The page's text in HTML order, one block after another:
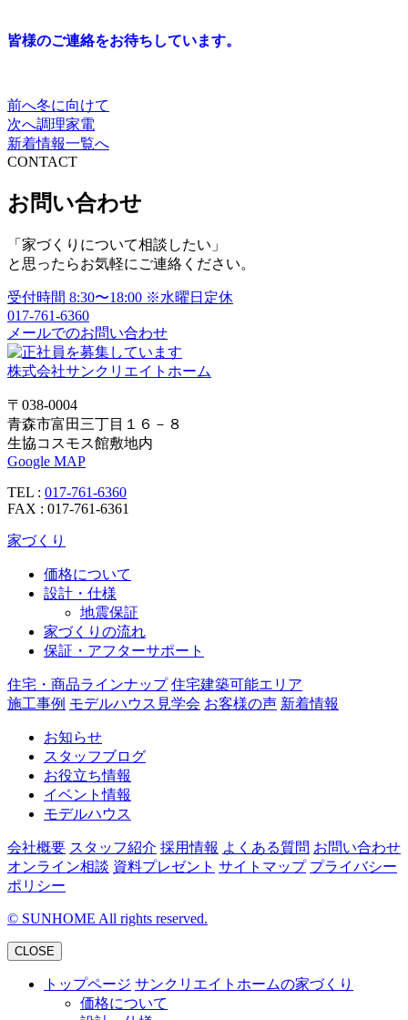
皆様のご連絡をお待ちしています。
投
稿
ナ
ビ
ー
シ
ョ
ン
前へ冬に向けて
次へ調理家電
新着情報一覧へ
CONTACT
お問い合わせ
「家づくりについて相談したい」
と思ったらお気軽にご連絡ください。
受付時間 8:30〜18:00 ※水曜日定休
017-761-6360
メールでのお問い合わせ
株式会社サンクリエイトホーム
〒038-0004
青森市富田三丁目１６－８
生協コスモス館敷地内
Google MAP
TEL : 017-761-6360
FAX : 017-761-6361
家づくり
価格について
設計・仕様
地震保証
家づくりの流れ
保証・アフターサポート
住宅・商品ラインナップ 住宅建築可能エリア
施工事例 モデルハウス見学会 お客様の声 新着情報
お知らせ
スタッフブログ
お役立ち情報
イベント情報
モデルハウス
会社概要 スタッフ紹介 採用情報 よくある質問 お問い合わせ
オンライン相談 資料プレゼント サイトマップ プライバシー
ポリシー
© SUNHOME All rights reserved.
CLOSE
トップページ サンクリエイトホームの家づくり
価格について